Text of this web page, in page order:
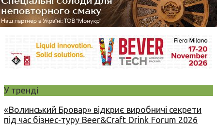
У тренді
«Волинський Бровар» відкриє виробничі секрети
під час бізнес-туру Beer&Craft Drink Forum 2026